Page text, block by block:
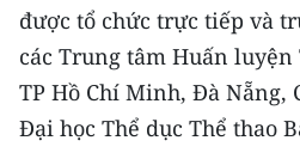
E-Magazine
Video
Media Chính trị
được tổ chức trực tiếp và
các Trung tâm Huấn luyện
TP Hồ Chí Minh, Đà Nẵng,
Đại học Thể dục Thể thao